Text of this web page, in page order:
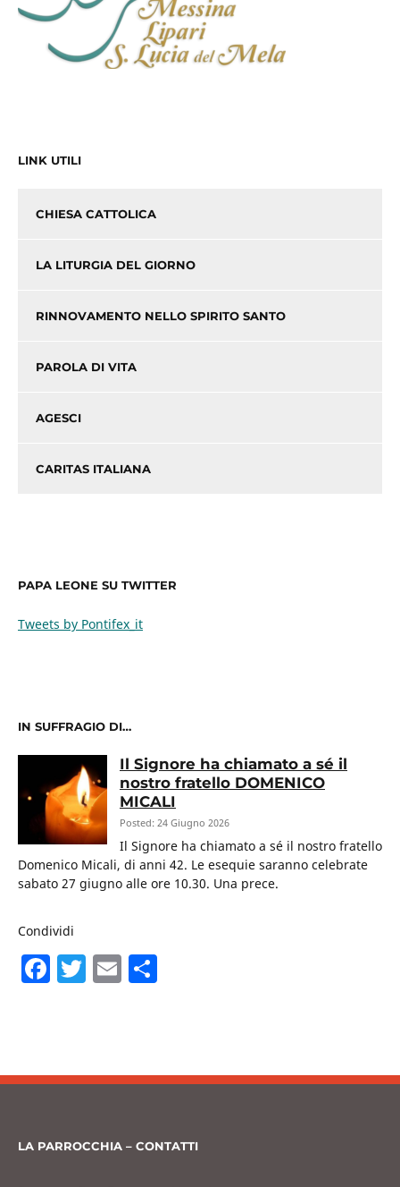
LINK UTILI
CHIESA CATTOLICA
LA LITURGIA DEL GIORNO
RINNOVAMENTO NELLO SPIRITO SANTO
PAROLA DI VITA
AGESCI
CARITAS ITALIANA
PAPA LEONE SU TWITTER
Tweets by Pontifex_it
IN SUFFRAGIO DI…
Il Signore ha chiamato a sé il
nostro fratello DOMENICO
MICALI
Posted: 24 Giugno 2026
Il Signore ha chiamato a sé il nostro fratello
Domenico Micali, di anni 42. Le esequie saranno celebrate
sabato 27 giugno alle ore 10.30. Una prece.
Condividi
F
b
o
T E
vi
LA PARROCCHIA – CONTATTI